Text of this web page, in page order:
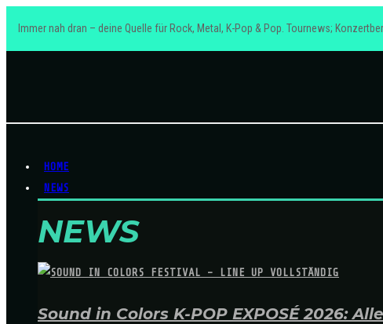
Immer nah dran – deine Quelle für Rock, Metal, K-Pop & Pop. Tournews;
HOME
NEWS
NEWS
Sound in Colors K-POP EXPOSÉ 2026: